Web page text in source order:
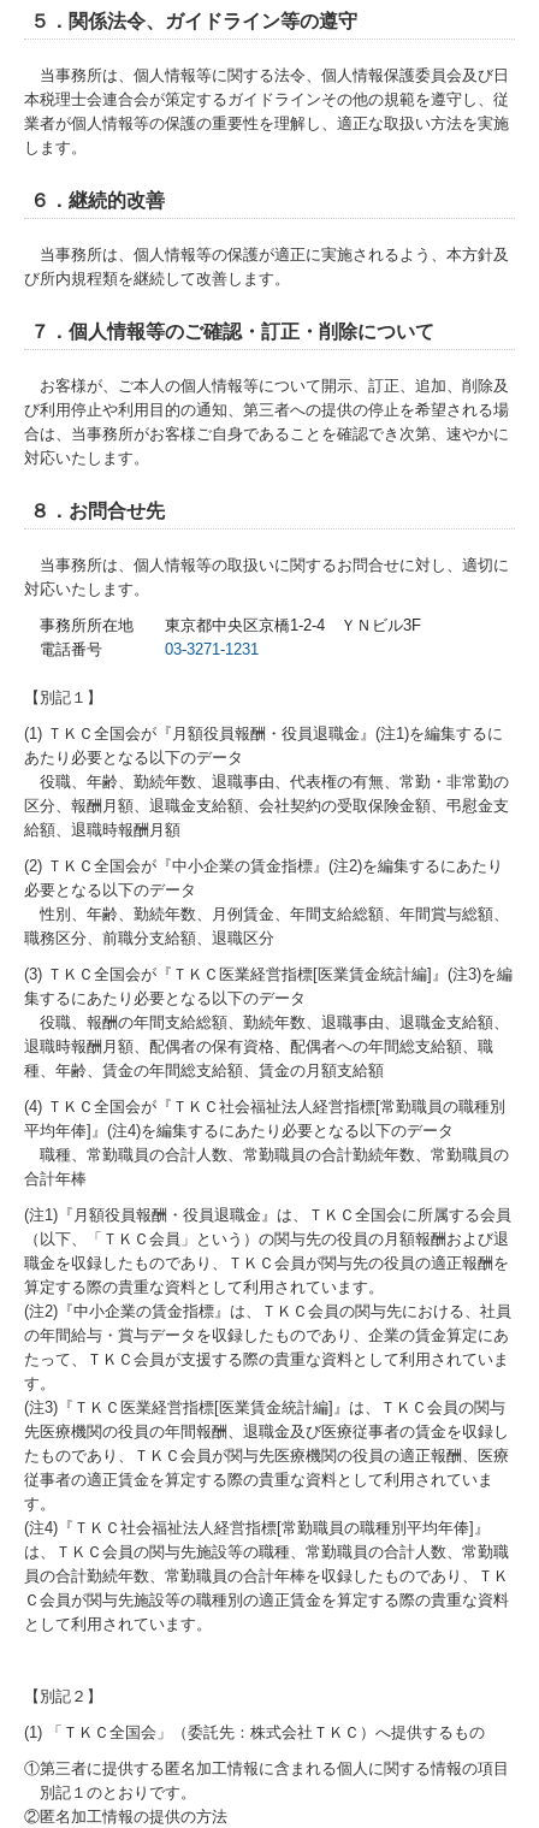
５．関係法令、ガイドライン等の遵守
当事務所は、個人情報等に関する法令、個人情報保護委員会及び日
本税理士会連合会が策定するガイドラインその他の規範を遵守し、従
業者が個人情報等の保護の重要性を理解し、適正な取扱い方法を実施
します。
６．継続的改善
当事務所は、個人情報等の保護が適正に実施されるよう、本方針及
び所内規程類を継続して改善します。
７．個人情報等のご確認・訂正・削除について
お客様が、ご本人の個人情報等について開示、訂正、追加、削除及
び利用停止や利用目的の通知、第三者への提供の停止を希望される場
合は、当事務所がお客様ご自身であることを確認でき次第、速やかに
対応いたします。
８．お問合せ先
当事務所は、個人情報等の取扱いに関するお問合せに対し、適切に
対応いたします。
事務所所在地 東京都中央区京橋1-2-4 ＹＮビル3F
電話番号 03-3271-1231
【別記１】
(1) ＴＫＣ全国会が『月額役員報酬・役員退職金』(注1)を編集するに
あたり必要となる以下のデータ
役職、年齢、勤続年数、退職事由、代表権の有無、常勤・非常勤の
区分、報酬月額、退職金支給額、会社契約の受取保険金額、弔慰金支
給額、退職時報酬月額
(2) ＴＫＣ全国会が『中小企業の賃金指標』(注2)を編集するにあたり
必要となる以下のデータ
性別、年齢、勤続年数、月例賃金、年間支給総額、年間賞与総額、
職務区分、前職分支給額、退職区分
(3) ＴＫＣ全国会が『ＴＫＣ医業経営指標[医業賃金統計編]』(注3)を編
集するにあたり必要となる以下のデータ
役職、報酬の年間支給総額、勤続年数、退職事由、退職金支給額、
退職時報酬月額、配偶者の保有資格、配偶者への年間総支給額、職
種、年齢、賃金の年間総支給額、賃金の月額支給額
(4) ＴＫＣ全国会が『ＴＫＣ社会福祉法人経営指標[常勤職員の職種別
平均年俸]』(注4)を編集するにあたり必要となる以下のデータ
職種、常勤職員の合計人数、常勤職員の合計勤続年数、常勤職員の
合計年棒
(注1)『月額役員報酬・役員退職金』は、ＴＫＣ全国会に所属する会員
（以下、「ＴＫＣ会員」という）の関与先の役員の月額報酬および退
職金を収録したものであり、ＴＫＣ会員が関与先の役員の適正報酬を
算定する際の貴重な資料として利用されています。
(注2)『中小企業の賃金指標』は、ＴＫＣ会員の関与先における、社員
の年間給与・賞与データを収録したものであり、企業の賃金算定にあ
たって、ＴＫＣ会員が支援する際の貴重な資料として利用されていま
す。
(注3)『ＴＫＣ医業経営指標[医業賃金統計編]』は、ＴＫＣ会員の関与
先医療機関の役員の年間報酬、退職金及び医療従事者の賃金を収録し
たものであり、ＴＫＣ会員が関与先医療機関の役員の適正報酬、医療
従事者の適正賃金を算定する際の貴重な資料として利用されていま
す。
(注4)『ＴＫＣ社会福祉法人経営指標[常勤職員の職種別平均年俸]』
は、ＴＫＣ会員の関与先施設等の職種、常勤職員の合計人数、常勤職
員の合計勤続年数、常勤職員の合計年棒を収録したものであり、ＴＫ
Ｃ会員が関与先施設等の職種別の適正賃金を算定する際の貴重な資料
として利用されています。
【別記２】
(1) 「ＴＫＣ全国会」（委託先：株式会社ＴＫＣ）へ提供するもの
①第三者に提供する匿名加工情報に含まれる個人に関する情報の項目
別記１のとおりです。
②匿名加工情報の提供の方法